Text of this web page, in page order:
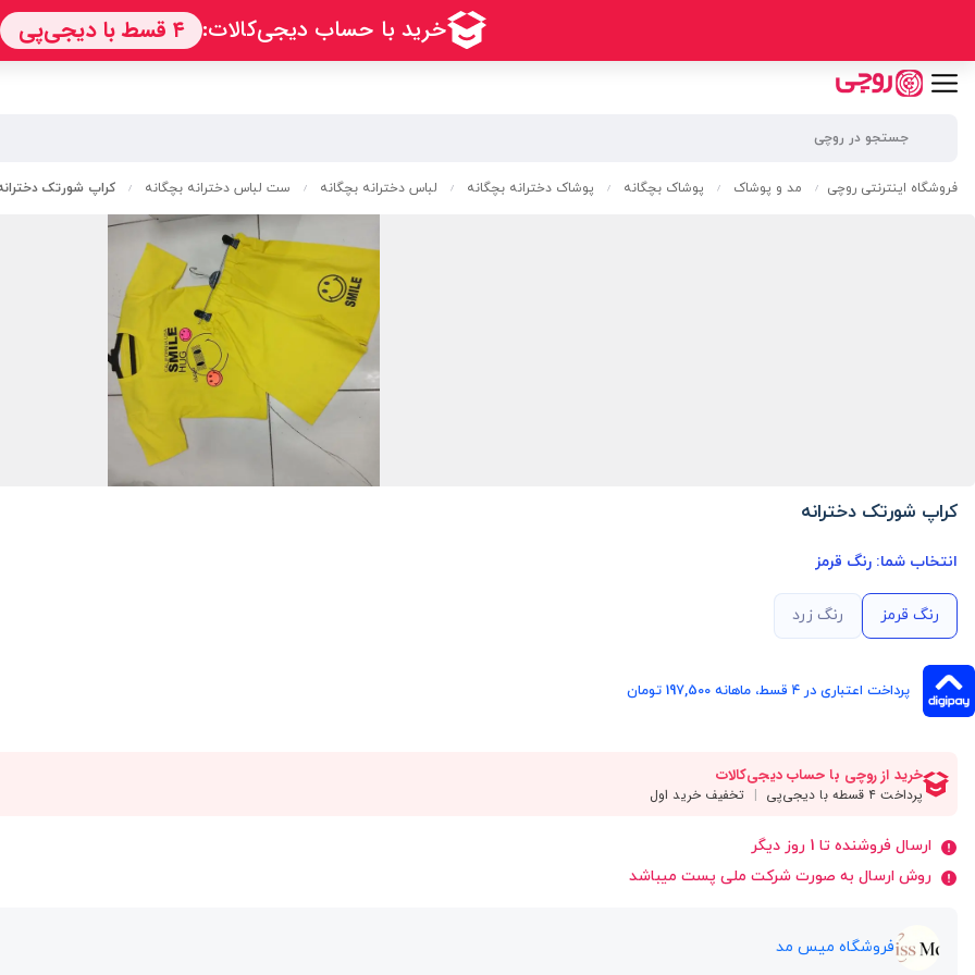
فروشگاه اینترنتی روچی / مد و پوشاک / پوشاک بچگانه / پوشاک دخترانه بچگانه / لباس دخترانه بچگانه / ست لباس دخترانه بچگانه / کراپ شورتک
کراپ شورتک دخترانه
انتخاب شما: رنگ قرمز
رنگ قرمز رنگ زرد
پرداخت اعتباری در ۴ قسط، ماهانه 197,500 تومان
ارسال فروشنده تا 1 روز دیگر
روش ارسال به صورت شرکت ملی پست میباشد
فروشگاه میس مد